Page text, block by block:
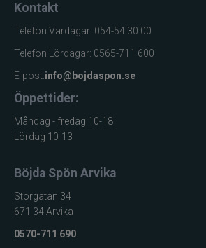
Kontakt
Telefon Vardagar: 054-54 30 00
Telefon Lördagar: 0565-711 600
E-post:info@bojdaspon.se
Öppettider:
Måndag - fredag 10-18
Lördag 10-13
Böjda Spön Arvika
Storgatan 34
671 34 Arvika
0570-711 690